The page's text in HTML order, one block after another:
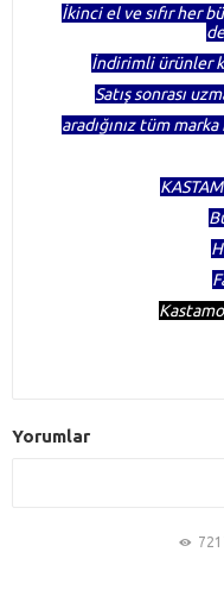
İkinci el ve sıfır her
İndirimli ürünler
Satış sonrası
aradığınız tüm
Yorumlar